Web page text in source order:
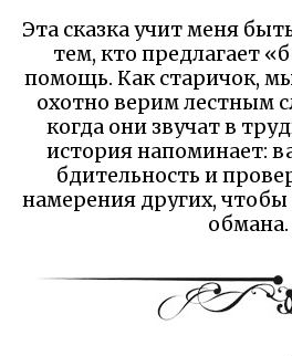
Эта сказка учит меня
тем, кто предлагает
помощь. Как старичок,
охотно верим лестным
когда они звучат в
история напоминает:
бдительность и
намерения других,
обмана.